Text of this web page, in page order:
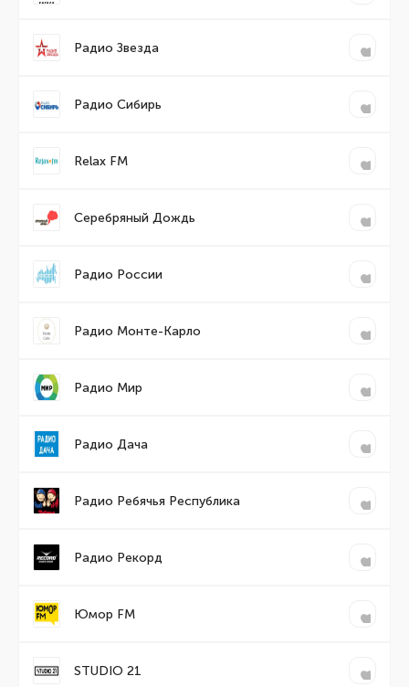
Радио Звезда
Радио Сибирь
Relax FM
Серебряный Дождь
Радио России
Радио Монте-Карло
Радио Мир
Радио Дача
Радио Ребячья Республика
Радио Рекорд
Юмор FM
STUDIO 21